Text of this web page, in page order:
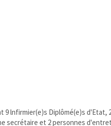
9 lnfirmier(e)s Diplômé(e)s d'Etat,
secrétaire et 2 personnes